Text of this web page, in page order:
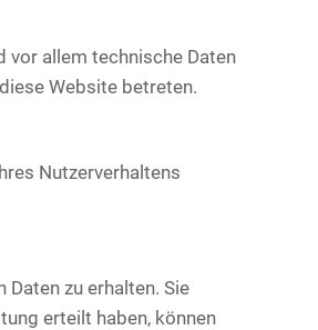
vor allem technische Daten
Website betreten.
Nutzerverhaltens
zu erhalten. Sie
erteilt haben, können